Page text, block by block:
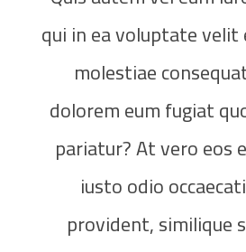
qui in ea voluptate velit
molestiae
dolorem eum fugiat
pariatur? At vero eos
iusto odio
provident, similique